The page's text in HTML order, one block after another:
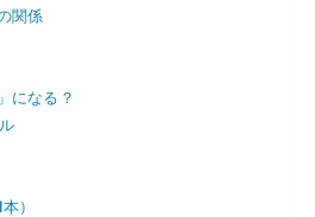
関係
になる？
）